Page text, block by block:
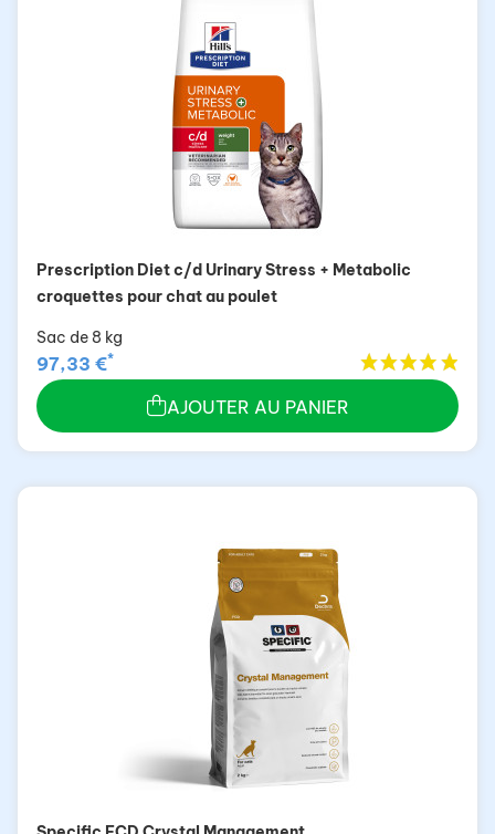
Prescription Diet c/d Urinary Stress + Metabolic
croquettes pour chat au poulet
Sac de 8 kg
97,33 €*
AJOUTER AU PANIER